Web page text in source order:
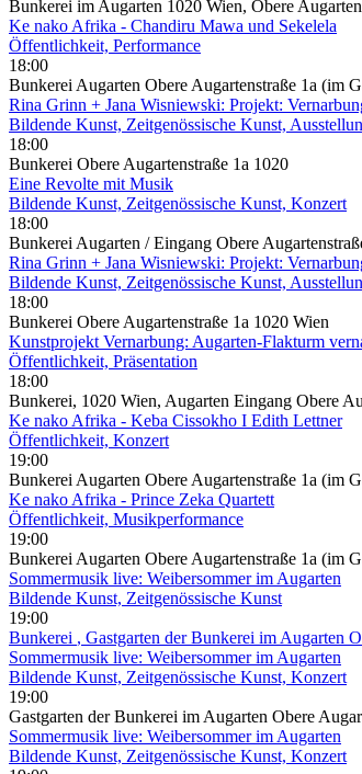
Bunkerei im Augarten 1020 Wien, Obere
Ke nako Afrika - Chandiru Mawa und Sekelela
Öffentlichkeit, Performance
18:00
Bunkerei Augarten Obere Augartenstraße 1a (im
Rina Grinn + Jana Wisniewski: Projekt:
Bildende Kunst, Zeitgenössische Kunst,
18:00
Bunkerei Obere Augartenstraße 1a 1020
Eine Revolte mit Musik
Bildende Kunst, Zeitgenössische Kunst, Konzert
18:00
Bunkerei Augarten / Eingang Obere
Rina Grinn + Jana Wisniewski: Projekt:
Bildende Kunst, Zeitgenössische Kunst,
18:00
Bunkerei Obere Augartenstraße 1a 1020 Wien
Kunstprojekt Vernarbung: Augarten-Flakturm
Öffentlichkeit, Präsentation
18:00
Bunkerei, 1020 Wien, Augarten Eingang Obere
Ke nako Afrika - Keba Cissokho I Edith Lettner
Öffentlichkeit, Konzert
19:00
Bunkerei Augarten Obere Augartenstraße 1a (im
Ke nako Afrika - Prince Zeka Quartett
Öffentlichkeit, Musikperformance
19:00
Bunkerei Augarten Obere Augartenstraße 1a (im
Sommermusik live: Weibersommer im Augarten
Bildende Kunst, Zeitgenössische Kunst
19:00
Bunkerei , Gastgarten der Bunkerei im Augarten
Sommermusik live: Weibersommer im Augarten
Bildende Kunst, Zeitgenössische Kunst, Konzert
19:00
Gastgarten der Bunkerei im Augarten Obere
Sommermusik live: Weibersommer im Augarten
Bildende Kunst, Zeitgenössische Kunst, Konzert